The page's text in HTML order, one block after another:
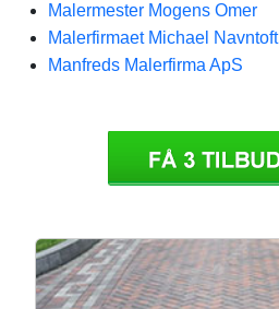
Malermester Mogens Omer
Malerfirmaet Michael Navntoft
Manfreds Malerfirma ApS